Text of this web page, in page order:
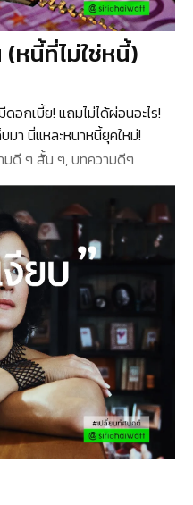
(หนี้ที่ไม่ใช่หนี้)
อกเบี้ย! แถมไม่ได้ผ่อนอะไร!
มา นี่แหละหนาหนี้ยุคใหม่!
มดี ๆ สั้น ๆ,บทความดีๆ